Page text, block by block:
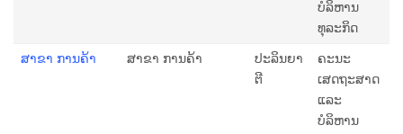
ບໍລິຫານ
ທຸລະກິດ
ສາຂາ ການຄ້າ ສາຂາ ການຄ້າ
ປະລິນຍາ
ຕີ
ຄະນະ
ເສດຖະສາດ
ແລະ
ບໍລິຫານ